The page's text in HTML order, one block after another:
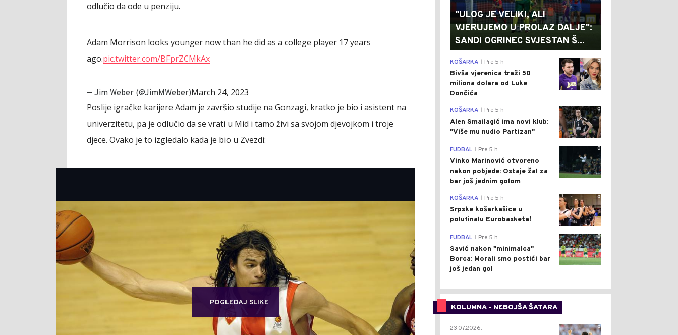
odlučio da ode u penziju.
Adam Morrison looks younger now than he did as a college player 17 years
ago.pic.twitter.com/BFprZCMkAx
— Jim Weber (@JimMWeber)March 24, 2023
Poslije igračke karijere Adam je završio studije na Gonzagi, kratko je bio i asistent na
univerzitetu, pa je odlučio da se vrati u Mid i tamo živi sa svojom djevojkom i troje
djece. Ovako je to izgledalo kada je bio u Zvezdi:
POGLEDAJ SLIKE
"ULOG JE VELIKI, ALI
VJERUJEMO U PROLAZ DALJE":
SANDI OGRINEC SVJESTAN Š...
0
KOŠARKA Pre 5 h
Bivša vjerenica traži 50
miliona dolara od Luke
Dončića
0
KOŠARKA Pre 5 h
Alen Smailagić ima novi klub:
"Više mu nudio Partizan"
0
FUDBAL Pre 5 h
Vinko Marinović otvoreno
nakon pobjede: Ostaje žal za
bar još jednim golom
0
KOŠARKA Pre 5 h
Srpske košarkašice u
polufinalu Eurobasketa!
0
FUDBAL Pre 5 h
Savić nakon "minimalca"
Borca: Morali smo postići bar
još jedan gol
KOLUMNA - NEBOJŠA ŠATARA
0
23.07.2026.